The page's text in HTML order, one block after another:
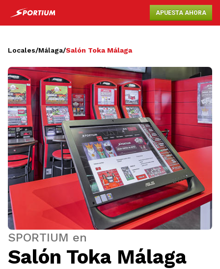
APUESTA AHORA
Locales/Málaga/Salón Toka Málaga
SPORTIUM en
Salón Toka Málaga